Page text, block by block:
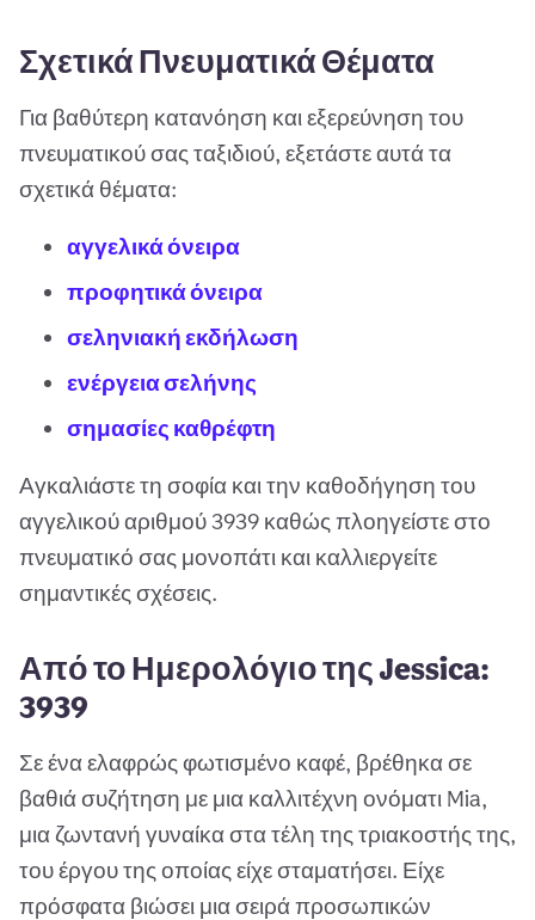
Σχετικά Πνευματικά Θέματα
Για βαθύτερη κατανόηση και εξερεύνηση του
πνευματικού σας ταξιδιού, εξετάστε αυτά τα
σχετικά θέματα:
αγγελικά όνειρα
προφητικά όνειρα
σεληνιακή εκδήλωση
ενέργεια σελήνης
σημασίες καθρέφτη
Αγκαλιάστε τη σοφία και την καθοδήγηση του
αγγελικού αριθμού 3939 καθώς πλοηγείστε στο
πνευματικό σας μονοπάτι και καλλιεργείτε
σημαντικές σχέσεις.
Από το Ημερολόγιο της Jessica:
3939
Σε ένα ελαφρώς φωτισμένο καφέ, βρέθηκα σε
βαθιά συζήτηση με μια καλλιτέχνη ονόματι Mia,
μια ζωντανή γυναίκα στα τέλη της τριακοστής της,
του έργου της οποίας είχε σταματήσει. Είχε
πρόσφατα βιώσει μια σειρά προσωπικών